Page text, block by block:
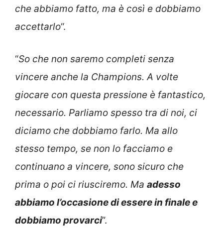
che abbiamo fatto, ma è così e dobbiamo
accettarlo“.
“So che non saremo completi senza
vincere anche la Champions. A volte
giocare con questa pressione è fantastico,
necessario. Parliamo spesso tra di noi, ci
diciamo che dobbiamo farlo. Ma allo
stesso tempo, se non lo facciamo e
continuano a vincere, sono sicuro che
prima o poi ci riusciremo. Ma adesso
abbiamo l’occasione di essere in finale e
dobbiamo provarci”.